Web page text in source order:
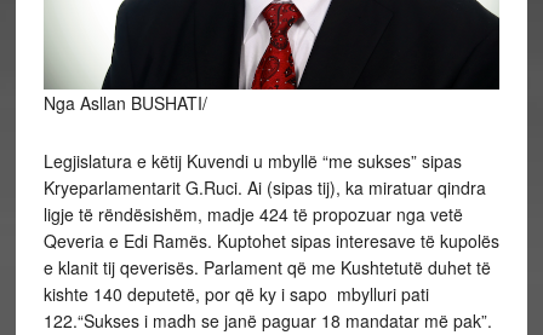
Nga Asllan BUSHATI/
Legjislatura e këtij Kuvendi u mbyllë “me sukses” sipas
Kryeparlamentarit G.Ruci. Ai (sipas tij), ka miratuar qindra
ligje të rëndësishëm, madje 424 të propozuar nga vetë
Qeveria e Edi Ramës. Kuptohet sipas interesave të kupolës
e klanit tij qeverisës. Parlament që me Kushtetutë duhet të
kishte 140 deputetë, por që ky i sapo mbylluri pati
122.“Sukses i madh se janë paguar 18 mandatar më pak”.